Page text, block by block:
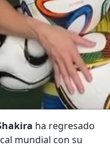
ha regresado
mundial con su